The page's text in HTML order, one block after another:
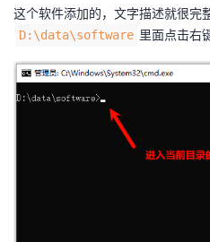
这个软件添加的，文字描述就很完
D:\data\software 里面点击右